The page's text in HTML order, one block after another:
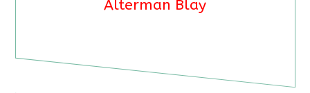
Alterman Blay